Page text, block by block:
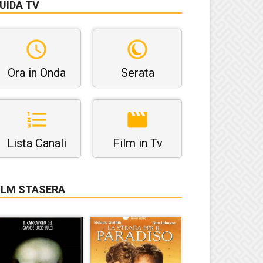
TV
Ora in Onda Serata
Lista Canali Film in Tv
STASERA